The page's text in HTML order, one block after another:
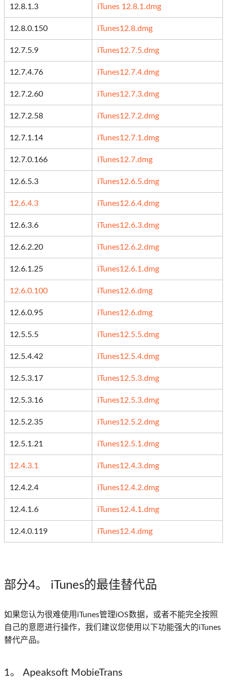
12.8.1.3 iTunes 12.8.1.dmg
12.8.0.150 iTunes12.8.dmg
12.7.5.9 iTunes12.7.5.dmg
12.7.4.76 iTunes12.7.4.dmg
12.7.2.60 iTunes12.7.3.dmg
12.7.2.58 iTunes12.7.2.dmg
12.7.1.14 iTunes12.7.1.dmg
12.7.0.166 iTunes12.7.dmg
12.6.5.3 iTunes12.6.5.dmg
12.6.4.3 iTunes12.6.4.dmg
12.6.3.6 iTunes12.6.3.dmg
12.6.2.20 iTunes12.6.2.dmg
12.6.1.25 iTunes12.6.1.dmg
12.6.0.100 iTunes12.6.dmg
12.6.0.95 iTunes12.6.dmg
12.5.5.5 iTunes12.5.5.dmg
12.5.4.42 iTunes12.5.4.dmg
12.5.3.17 iTunes12.5.3.dmg
12.5.3.16 iTunes12.5.3.dmg
12.5.2.35 iTunes12.5.2.dmg
12.5.1.21 iTunes12.5.1.dmg
12.4.3.1 iTunes12.4.3.dmg
12.4.2.4 iTunes12.4.2.dmg
12.4.1.6 iTunes12.4.1.dmg
12.4.0.119 iTunes12.4.dmg
部分4。 iTunes的最佳替代品
如果您认为很难使用iTunes管理iOS数据，或者不能完全按照
自己的意愿进行操作，我们建议您使用以下功能强大的iTunes
替代产品。
1。 Apeaksoft MobieTrans